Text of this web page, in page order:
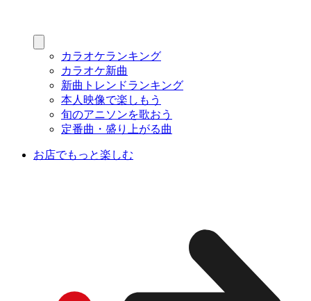
カラオケランキング
カラオケ新曲
新曲トレンドランキング
本人映像で楽しもう
旬のアニソンを歌おう
定番曲・盛り上がる曲
お店でもっと楽しむ